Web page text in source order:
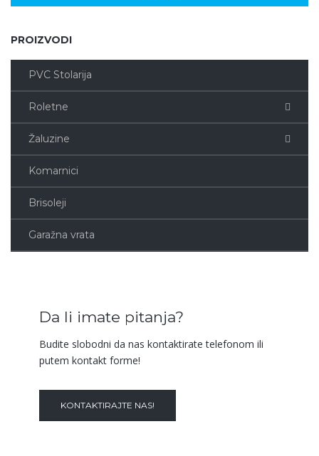
PROIZVODI
PVC Stolarija
Roletne
Žaluzine
Komarnici
Brisoleji
Garažna vrata
Da li imate pitanja?
Budite slobodni da nas kontaktirate telefonom ili
putem kontakt forme!
KONTAKTIRAJTE NAS!